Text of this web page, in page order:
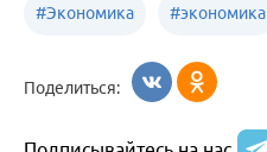
#Экономика #экономика
Алтайский
край
Поделиться: